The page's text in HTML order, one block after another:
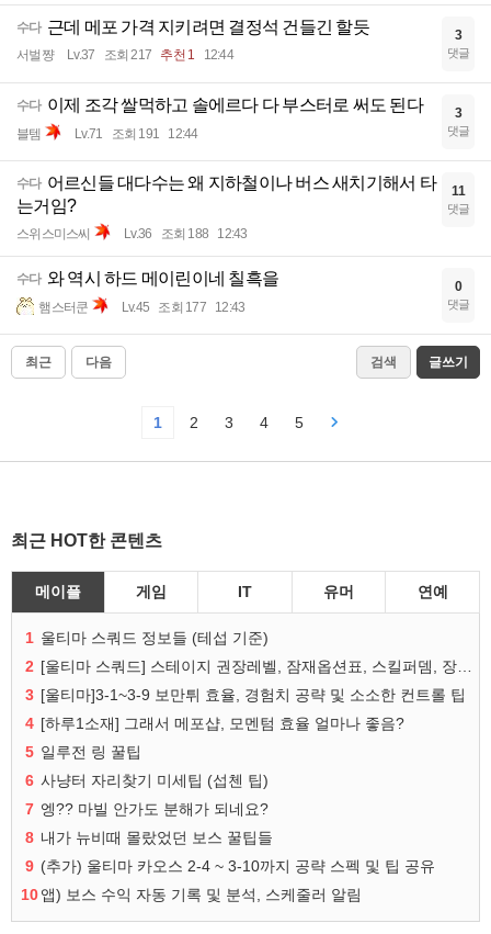
수다 근데 메포 가격 지키려면 결정석 건들긴 할듯
서벌쨩 Lv.37 조회 217 추천 1 12:44
3
댓글
수다 이제 조각 쌀먹하고 솔에르다 다 부스터로 써도 된다
블템 Lv.71 조회 191 12:44
3
댓글
수다 어르신들 대다수는 왜 지하철이나 버스 새치기해서 타
는거임?
스위스미스씨 Lv.36 조회 188 12:43
11
댓글
수다 와 역시 하드 메이린이네 칠흑을
햄스터쿤 Lv.45 조회 177 12:43
0
댓글
최근 다음 검색 글쓰기
1 2 3 4 5
최근 HOT한 콘텐츠
메이플 게임 IT 유머 연예
1 울티마 스쿼드 정보들 (테섭 기준)
2
3 [울티마]3-1~3-9 보만튀 효율, 경험치 공략 및 소소한 컨트롤 팁
4 [하루1소재] 그래서 메포샵, 모멘텀 효율 얼마나 좋음?
5 일루전 링 꿀팁
6 사냥터 자리찾기 미세팁 (섭첸 팁)
7 엥?? 마빌 안가도 분해가 되네요?
8 내가 뉴비때 몰랐었던 보스 꿀팁들
9 (추가) 울티마 카오스 2-4 ~ 3-10까지 공략 스펙 및 팁 공유
10앱) 보스 수익 자동 기록 및 분석, 스케줄러 알림